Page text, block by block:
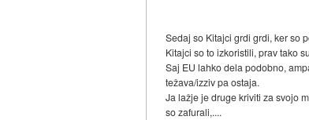
Sedaj so Kitajci grdi grdi, ker so
Kitajci so to izkoristili, prav tako
Saj EU lahko dela podobno,
težava/izziv pa ostaja.
Ja lažje je druge kriviti za svojo
so zafurali,....